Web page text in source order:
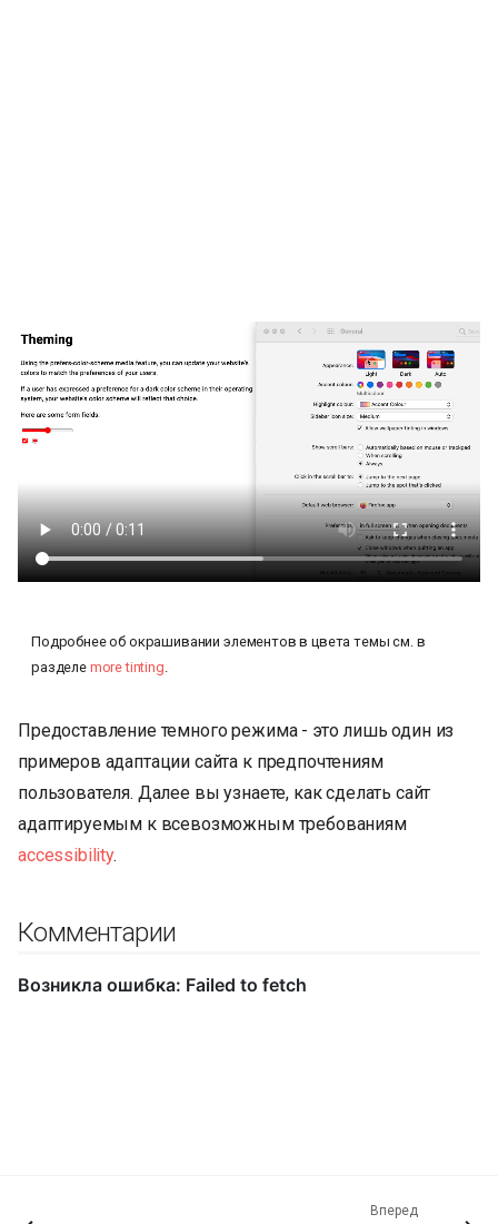
Подробнее об окрашивании элементов в цвета темы см. в
разделе more tinting.
Предоставление темного режима - это лишь один из
примеров адаптации сайта к предпочтениям
пользователя. Далее вы узнаете, как сделать сайт
адаптируемым к всевозможным требованиям
accessibility.
Комментарии
Вперед